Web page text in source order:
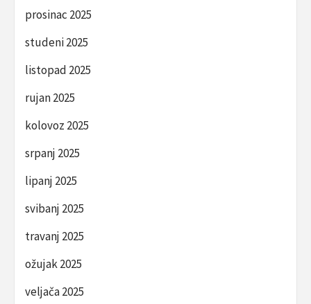
prosinac 2025
studeni 2025
listopad 2025
rujan 2025
kolovoz 2025
srpanj 2025
lipanj 2025
svibanj 2025
travanj 2025
ožujak 2025
veljača 2025